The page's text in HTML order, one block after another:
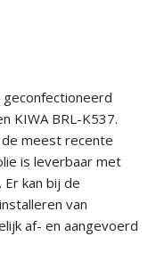
KIWA BRL-K537.
meest recente
is leverbaar met
kan bij de
van
af- en aangevoerd